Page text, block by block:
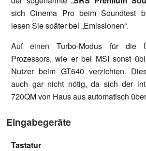
sich Cinema Pro beim Soundtest
lesen Sie später bei „Emissionen“.
Auf einen Turbo-Modus für die
Prozessors, wie er bei MSI sonst
Nutzer beim GT640 verzichten.
auch gar nicht nötig, da sich der
720QM von Haus aus automatisch
Eingabegeräte
Tastatur